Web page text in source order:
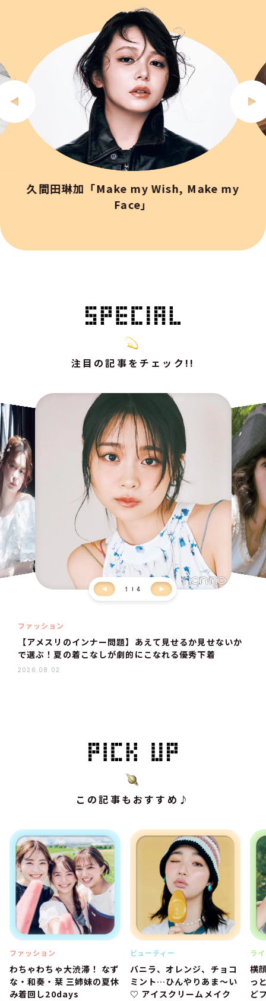
久間田琳加「Make my Wish, Make my
Face」
注目の記事をチェック!!
1 4
ファッション
【アメスリのインナー問題】あえて見せるか見せないか
で選ぶ！夏の着こなしが劇的にこなれる優秀下着
2026.08.02
この記事もおすすめ♪
ファッション
わちゃわちゃ大渋滞！ なず
な・和奏・栞 三姉妹の夏休
み着回し20days
ビューティー
バニラ、オレンジ、チョコ
ミント…ひんやりあま～い
♡ アイスクリームメイク
ラ
横
っ
ど